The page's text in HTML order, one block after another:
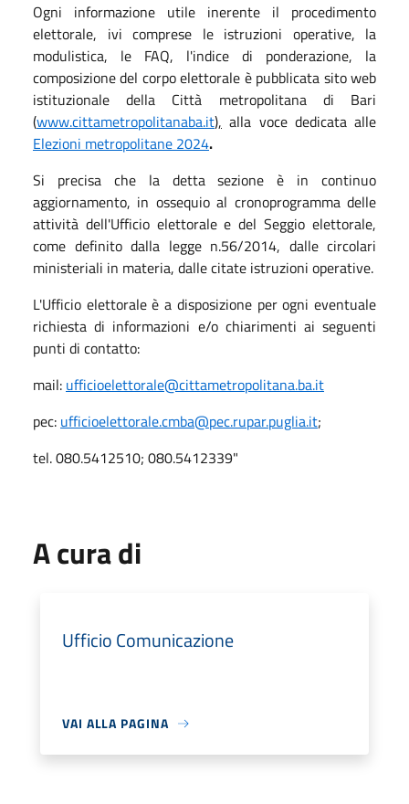
Ogni informazione utile inerente il procedimento
elettorale, ivi comprese le istruzioni operative, la
modulistica, le FAQ, l'indice di ponderazione, la
composizione del corpo elettorale è pubblicata sito web
istituzionale della Città metropolitana di Bari
(www.cittametropolitanaba.it), alla voce dedicata alle
Elezioni metropolitane 2024.
Si precisa che la detta sezione è in continuo
aggiornamento, in ossequio al cronoprogramma delle
attività dell'Ufficio elettorale e del Seggio elettorale,
come definito dalla legge n.56/2014, dalle circolari
ministeriali in materia, dalle citate istruzioni operative.
L'Ufficio elettorale è a disposizione per ogni eventuale
richiesta di informazioni e/o chiarimenti ai seguenti
punti di contatto:
mail: ufficioelettorale@cittametropolitana.ba.it
pec: ufficioelettorale.cmba@pec.rupar.puglia.it;
tel. 080.5412510; 080.5412339"
A cura di
Ufficio Comunicazione
VAI ALLA PAGINA